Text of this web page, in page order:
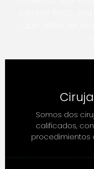
Somos dos
calificados,
procedimientos